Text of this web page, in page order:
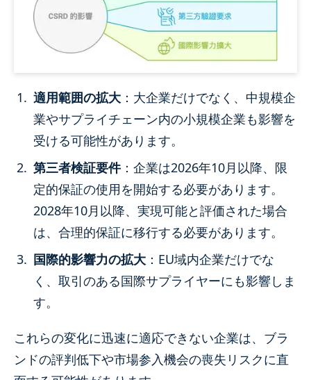
適用範囲の拡大 ：大企業だけでなく、中規模企
業やサプライチェーン内の小規模企業も影響を
受ける可能性があります。
第三者検証要件：企業は2026年10月以降、限
定的保証の使用を開始する必要があります。
2028年10月以降、実現可能と評価された場合
は、合理的保証に移行する必要があります。
国際的影響力の拡大 ：EU域内企業だけでな
く、取引のある国際サプライヤーにも影響しま
す。
これらの変化に迅速に適応できない企業は、ブラ
ンドの評判低下や市場参入機会の喪失リスクに直